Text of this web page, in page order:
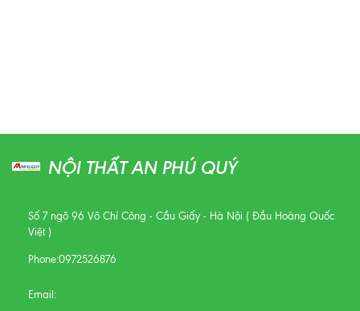
NỘI THẤT AN PHÚ QUÝ
Số 7 ngõ 96 Võ Chí Công - Cầu Giấy - Hà Nội ( Đầu Hoàng Quốc
Việt )
Phone:0972526876
Email: